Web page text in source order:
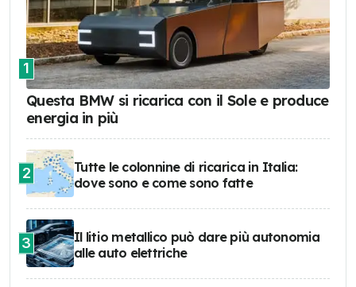
1
Questa BMW si ricarica con il Sole e produce
energia in più
2
Tutte le colonnine di ricarica in Italia:
dove sono e come sono fatte
3
Il litio metallico può dare più autonomia
alle auto elettriche